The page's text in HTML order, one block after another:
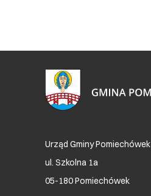
Urząd Gminy Pomiechówek
ul. Szkolna 1a
05-180 Pomiechówek